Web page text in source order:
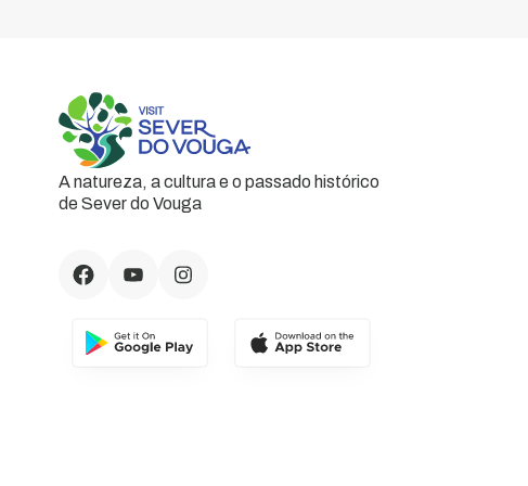
A natureza, a cultura e o passado histórico
de Sever do Vouga